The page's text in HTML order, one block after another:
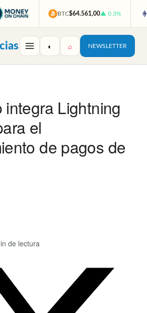
BTC$64.561,00▲ 0,3%
◐ ⌕ NEWSLETTER
integra Lightning
el
de pagos de
de lectura